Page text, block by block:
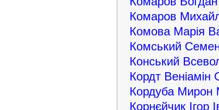
Комаров
Комова Марія
Комський
Конський
Кордт
Кордуба Мирон
Корнєйчик Ігор